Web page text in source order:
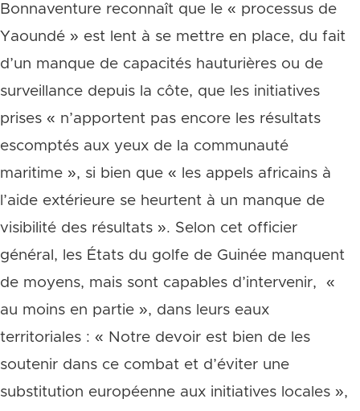
Bonnaventure reconnaît que le « processus de
Yaoundé » est lent à se mettre en place, du fait
d’un manque de capacités hauturières ou de
surveillance depuis la côte, que les initiatives
prises « n’apportent pas encore les résultats
escomptés aux yeux de la communauté
maritime », si bien que « les appels africains à
l’aide extérieure se heurtent à un manque de
visibilité des résultats ». Selon cet officier
général, les États du golfe de Guinée manquent
de moyens, mais sont capables d’intervenir, «
au moins en partie », dans leurs eaux
territoriales : « Notre devoir est bien de les
soutenir dans ce combat et d’éviter une
substitution européenne aux initiatives locales »,